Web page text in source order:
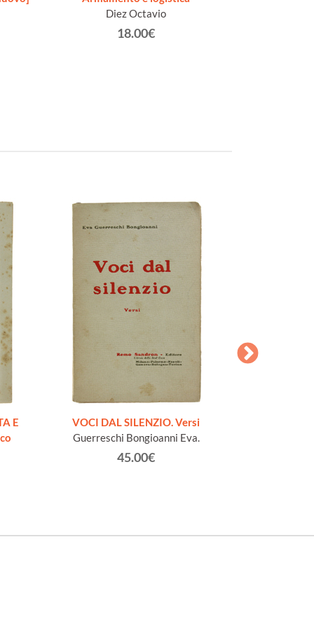
Diez Octavio
18.00€
E
VOCI DAL SILENZIO. Versi
Guerreschi Bongioanni Eva.
45.00€